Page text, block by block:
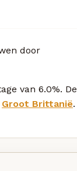
door
van 6.0%. De
Groot Brittanië.